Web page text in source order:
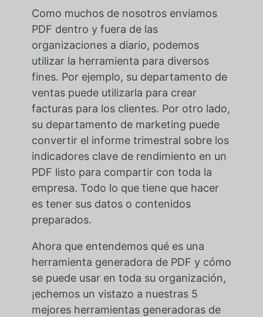
Como muchos de nosotros enviamos
PDF dentro y fuera de las
organizaciones a diario, podemos
utilizar la herramienta para diversos
fines. Por ejemplo, su departamento de
ventas puede utilizarla para crear
facturas para los clientes. Por otro lado,
su departamento de marketing puede
convertir el informe trimestral sobre los
indicadores clave de rendimiento en un
PDF listo para compartir con toda la
empresa. Todo lo que tiene que hacer
es tener sus datos o contenidos
preparados.
Ahora que entendemos qué es una
herramienta generadora de PDF y cómo
se puede usar en toda su organización,
¡echemos un vistazo a nuestras 5
mejores herramientas generadoras de